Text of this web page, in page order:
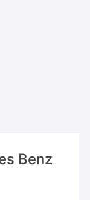
Benz